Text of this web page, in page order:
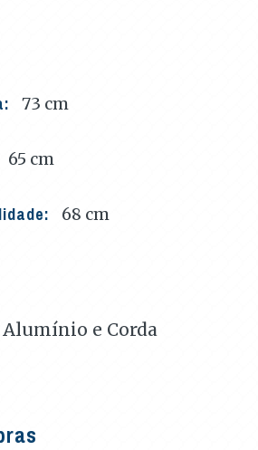
73 cm
65 cm
68 cm
e Corda